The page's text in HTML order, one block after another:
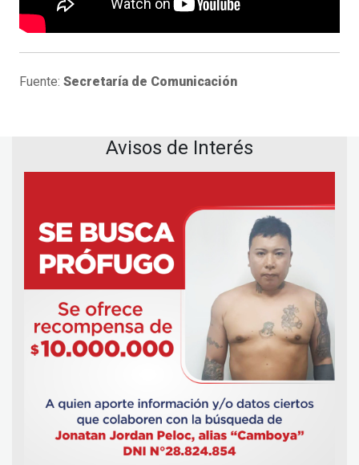
Fuente: Secretaría de Comunicación
Avisos de Interés